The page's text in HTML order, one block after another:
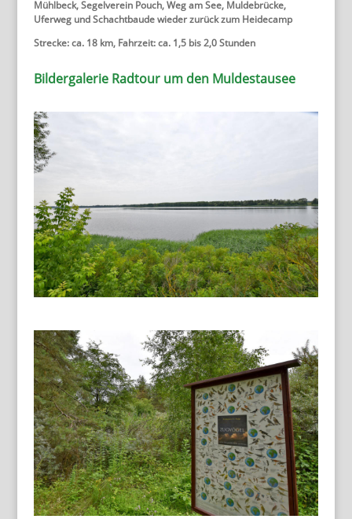
Mühlbeck, Segelverein Pouch, Weg am See, Muldebrücke,
Uferweg und Schachtbaude wieder zurück zum Heidecamp
Strecke: ca. 18 km, Fahrzeit: ca. 1,5 bis 2,0 Stunden
Bildergalerie Radtour um den Muldestausee